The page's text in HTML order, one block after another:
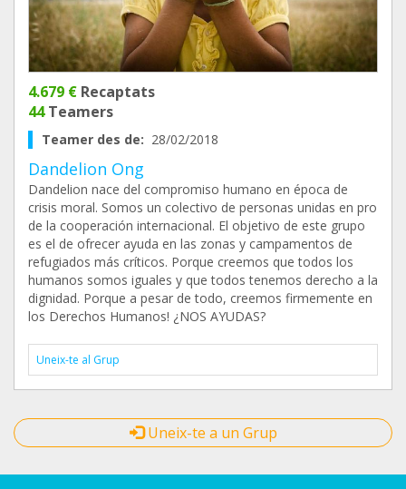
4.679 € Recaptats
44Teamers
Teamer des de: 28/02/2018
Dandelion Ong
Dandelion nace del compromiso humano en época de
crisis moral. Somos un colectivo de personas unidas en pro
de la cooperación internacional. El objetivo de este grupo
es el de ofrecer ayuda en las zonas y campamentos de
refugiados más críticos. Porque creemos que todos los
humanos somos iguales y que todos tenemos derecho a la
dignidad. Porque a pesar de todo, creemos firmemente en
los Derechos Humanos! ¿NOS AYUDAS?
Uneix-te al Grup
Uneix-te a un Grup